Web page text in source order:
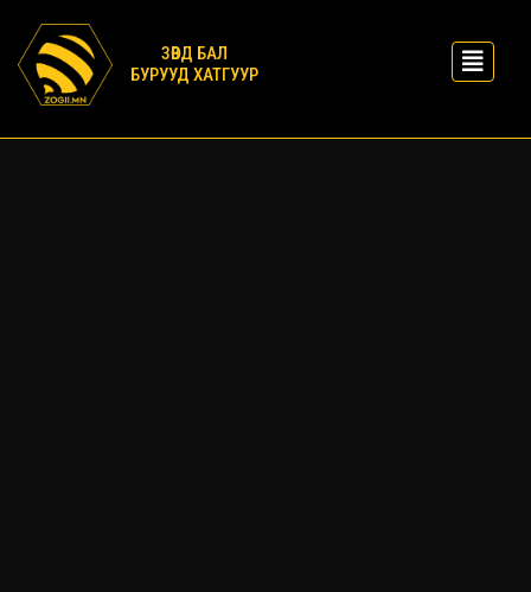
ЗӨВД БАЛ
БУРУУД ХАТГУУР